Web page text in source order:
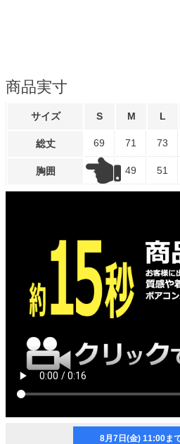
商品実寸
サイズ S M L
総丈 69 71 73
胸囲 47 49 51